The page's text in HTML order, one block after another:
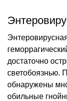
достаточно
светобоязнью.
обнаружены
обильные